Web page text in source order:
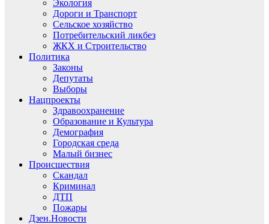
Экология
Дороги и Транспорт
Сельское хозяйство
Потребительский ликбез
ЖКХ и Строительство
Политика
Законы
Депутаты
Выборы
Нацпроекты
Здравоохранение
Образование и Культура
Демография
Городская среда
Малый бизнес
Происшествия
Скандал
Криминал
ДТП
Пожары
Дзен.Новости